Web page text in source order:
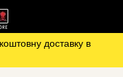
доставку в